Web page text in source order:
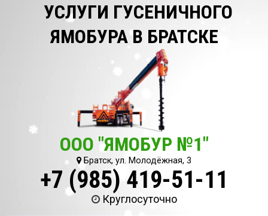
УСЛУГИ ГУСЕНИЧНОГО
ЯМОБУРА В БРАТСКЕ
ООО "ЯМОБУР №1"
Братск, ул. Молодёжная, 3
+7 (985) 419-51-11
Круглосуточно